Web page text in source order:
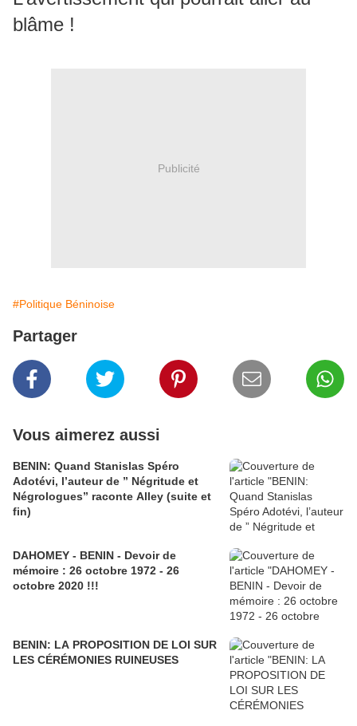
blâme !
Publicité
#Politique Béninoise
Partager
Vous aimerez aussi
BENIN: Quand Stanislas Spéro
Adotévi, l’auteur de ” Négritude et
Négrologues” raconte Alley (suite et
fin)
DAHOMEY - BENIN - Devoir de
mémoire : 26 octobre 1972 - 26
octobre 2020 !!!
BENIN: LA PROPOSITION DE LOI SUR
LES CÉRÉMONIES RUINEUSES